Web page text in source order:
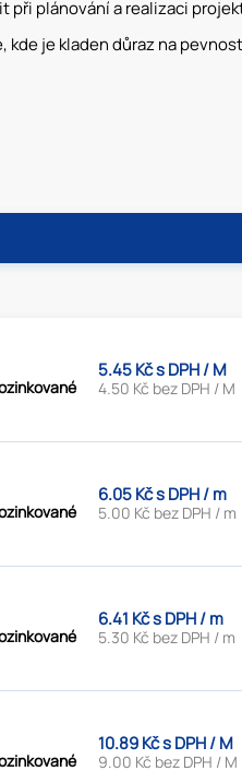
plánování a realizaci
je kladen důraz na
5.45 Kč s DPH / M
4.50 Kč bez DPH / M
6.05 Kč s DPH / m
5.00 Kč bez DPH / m
6.41 Kč s DPH / m
5.30 Kč bez DPH / m
10.89 Kč s DPH / M
9.00 Kč bez DPH / M